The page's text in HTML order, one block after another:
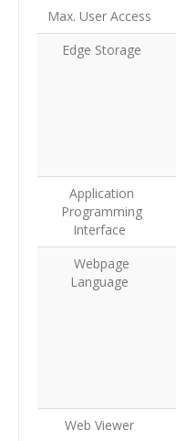
Max. User Access
Edge Storage
Application
Programming
Interface
Webpage
Language
Web Viewer